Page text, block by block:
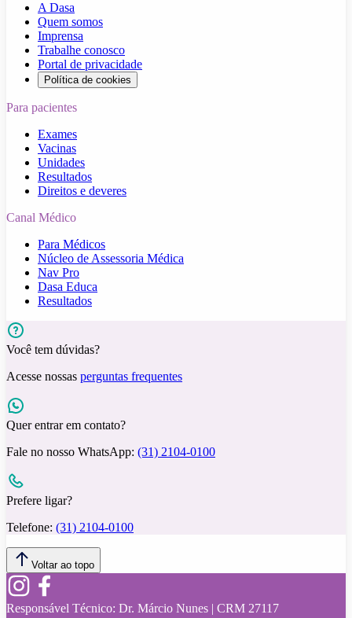
A Dasa
Quem somos
Imprensa
Trabalhe conosco
Portal de privacidade
Política de cookies
Para pacientes
Exames
Vacinas
Unidades
Resultados
Direitos e deveres
Canal Médico
Para Médicos
Núcleo de Assessoria Médica
Nav Pro
Dasa Educa
Resultados
Você tem dúvidas?
Acesse nossas perguntas frequentes
Quer entrar em contato?
Fale no nosso WhatsApp: (31) 2104-0100
Prefere ligar?
Telefone: (31) 2104-0100
Voltar ao topo
Responsável Técnico: Dr. Márcio Nunes | CRM 27117